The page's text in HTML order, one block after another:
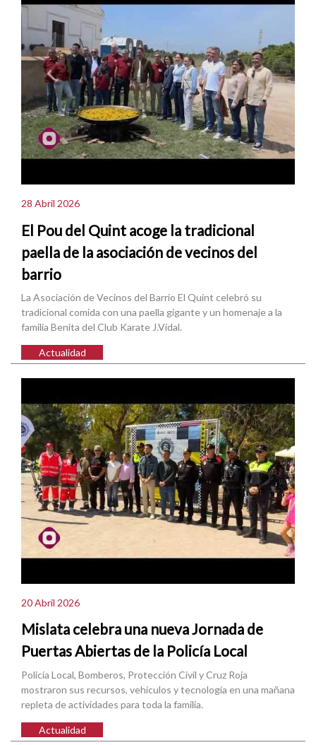
28 Abril 2026
El Pou del Quint acoge la tradicional
paella de la asociación de vecinos del
barrio
La Asociación de Vecinos del Barrio El Quint celebró su
tradicional comida con una paella gigante y un homenaje a la
familia Benita del Club Karate J.Vidal.
Actualidad
20 Abril 2026
Mislata celebra una nueva Jornada de
Puertas Abiertas de la Policía Local
Policía Local, Bomberos, Protección Civil y Cruz Roja
mostraron sus recursos, vehículos y tecnología en una mañana
repleta de actividades para toda la familia.
Actualidad